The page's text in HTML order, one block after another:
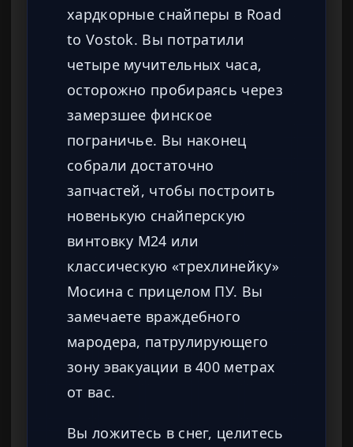
хардкорные снайперы в Road
to Vostok. Вы потратили
четыре мучительных часа,
осторожно пробираясь через
замерзшее финское
пограничье. Вы наконец
собрали достаточно
запчастей, чтобы построить
новенькую снайперскую
винтовку M24 или
классическую «трехлинейку»
Мосина с прицелом ПУ. Вы
замечаете враждебного
мародера, патрулирующего
зону эвакуации в 400 метрах
от вас.
Вы ложитесь в снег, целитесь